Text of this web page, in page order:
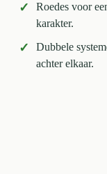
✓
Roedes voor
karakter.
✓
Dubbele
achter elkaar.